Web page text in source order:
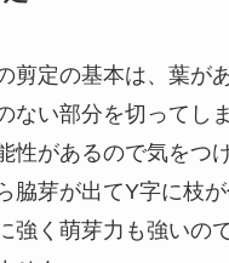
剪定の基本は、葉が
ない部分を切ってし
性があるので気をつ
脇芽が出てY字に枝
強く萌芽力も強いの